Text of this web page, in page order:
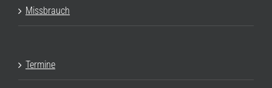
Missbrauch
Termine